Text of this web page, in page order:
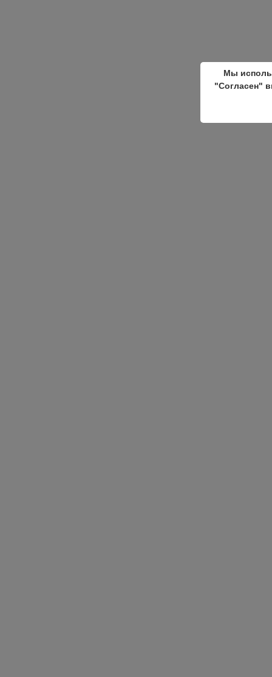
Мы
"Согласен"